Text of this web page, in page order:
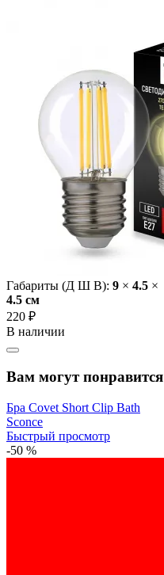
Габариты (Д Ш В): 9 × 4.5 ×
4.5 cм
220 ₽
В наличии
Вам могут понравится
Бра Covet Short Clip Bath
Sconce
Быстрый просмотр
-50 %